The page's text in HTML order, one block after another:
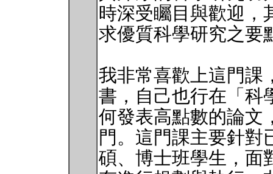
時深受矚目與歡迎，
求優質科學研究之要
我非常喜歡上這門課
書，自己也行在「科
何發表高點數的論文
門。這門課主要針對
碩、博士班學生，面